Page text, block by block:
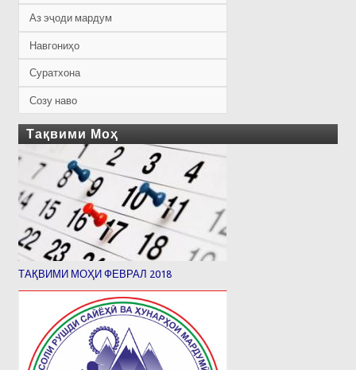
Аз эҷоди мардум
Навгониҳо
Суратхона
Созу наво
Тақвими Моҳ
ТАҚВИМИ МОҲИ ФЕВРАЛ 2018